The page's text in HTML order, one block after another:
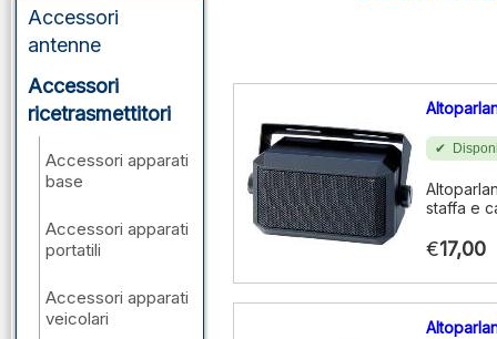
Accessori
antenne
Accessori
ricetrasmettitori
Accessori apparati
base
Accessori apparati
portatili
Accessori apparati
veicolari
staffa e
€17,00